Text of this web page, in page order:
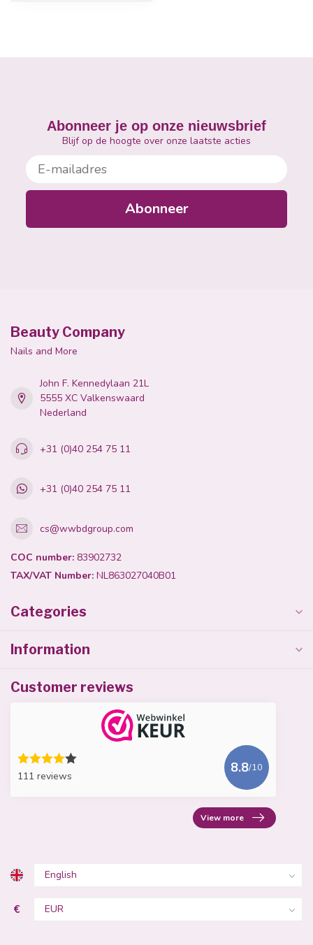
Abonneer je op onze nieuwsbrief
Blijf op de hoogte over onze laatste acties
E-mailadres
Abonneer
Beauty Company
Nails and More
John F. Kennedylaan 21L
5555 XC Valkenswaard
Nederland
+31 (0)40 254 75 11
+31 (0)40 254 75 11
cs@wwbdgroup.com
COC number: 83902732
TAX/VAT Number: NL863027040B01
Categories
Information
Customer reviews
111 reviews
8.8/10
View more
€